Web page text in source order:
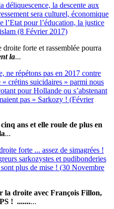
déliquescence, la descente aux
sera culturel, économique
l’Etat pour l’éducation, la justice
(8 Février 2017)
forte et rassemblée pourra
la...
ne répétons pas en 2017 contre
crétins suicidaires » parmi nous
pour Hollande ou s’abstenant
pas » Sarkozy ! (Février
ans et elle roule de plus en
...
forte ... assez de simagrées !
sarkozystes et pudibonderies
plus de mise ! (30 Novembre
la droite avec François Fillon,
! ..........